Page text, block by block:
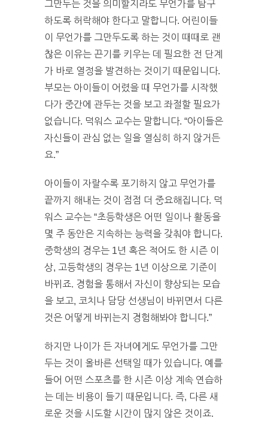
그만두는 것을 의미할지라도 무언가를 탐구
하도록 허락해야 한다고 말합니다. 어린이들
이 무언가를 그만두도록 하는 것이 때때로 괜
찮은 이유는 끈기를 키우는 데 필요한 전 단계
가 바로 열정을 발견하는 것이기 때문입니다.
부모는 아이들이 어렸을 때 무언가를 시작했
다가 중간에 관두는 것을 보고 좌절할 필요가
없습니다. 덕워스 교수는 말합니다. “아이들은
자신들이 관심 없는 일을 열심히 하지 않거든
요.”
아이들이 자랄수록 포기하지 않고 무언가를
끝까지 해내는 것이 점점 더 중요해집니다. 덕
워스 교수는 “초등학생은 어떤 일이나 활동을
몇 주 동안은 지속하는 능력을 갖춰야 합니다.
중학생의 경우는 1년 혹은 적어도 한 시즌 이
상, 고등학생의 경우는 1년 이상으로 기준이
바뀌죠. 경험을 통해서 자신이 향상되는 모습
을 보고, 코치나 담당 선생님이 바뀌면서 다른
것은 어떻게 바뀌는지 경험해봐야 합니다.”
하지만 나이가 든 자녀에게도 무언가를 그만
두는 것이 올바른 선택일 때가 있습니다. 예를
들어 어떤 스포츠를 한 시즌 이상 계속 연습하
는 데는 비용이 들기 때문입니다. 즉, 다른 새
로운 것을 시도할 시간이 많지 않은 것이죠.